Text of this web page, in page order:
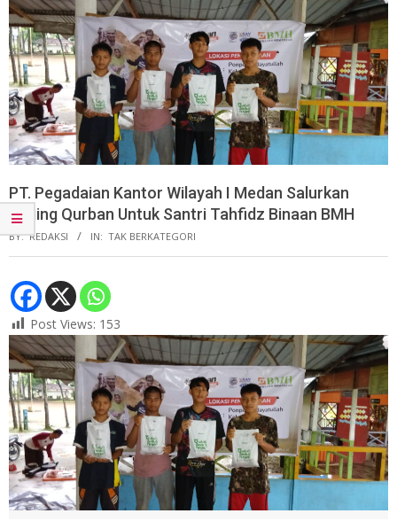
PT. Pegadaian Kantor Wilayah I Medan Salurkan
Daging Qurban Untuk Santri Tahfidz Binaan BMH
BY: REDAKSI IN: TAK BERKATEGORI
Post Views: 153